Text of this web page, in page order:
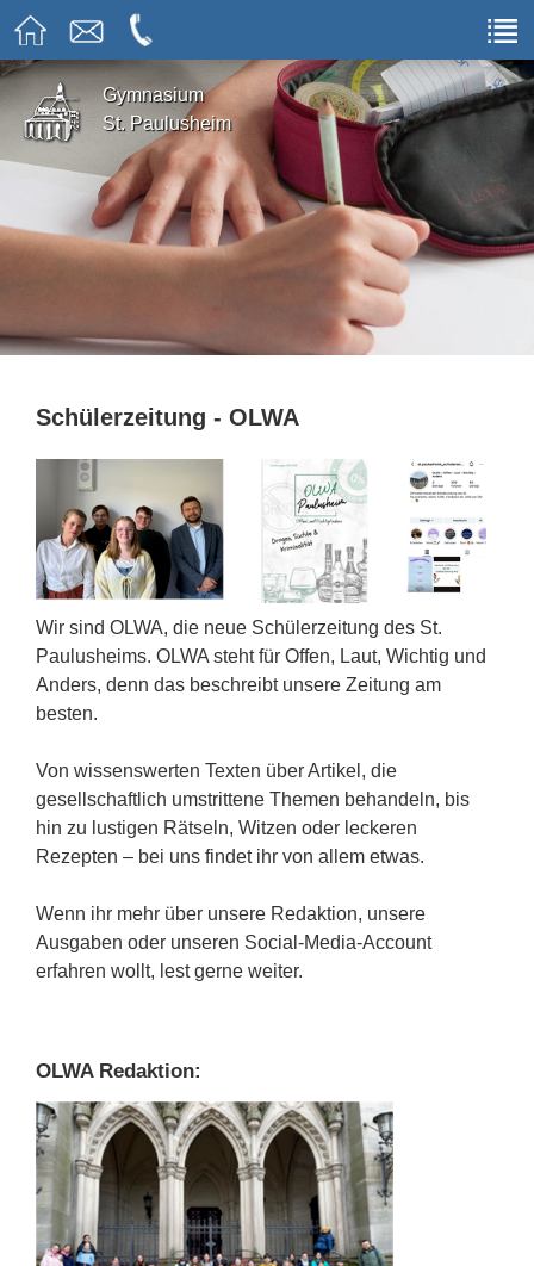
Gymnasium
St. Paulusheim
Schülerzeitung - OLWA
Wir sind OLWA, die neue Schülerzeitung des St.
Paulusheims. OLWA steht für Offen, Laut, Wichtig und
Anders, denn das beschreibt unsere Zeitung am
besten.
Von wissenswerten Texten über Artikel, die
gesellschaftlich umstrittene Themen behandeln, bis
hin zu lustigen Rätseln, Witzen oder leckeren
Rezepten – bei uns findet ihr von allem etwas.
Wenn ihr mehr über unsere Redaktion, unsere
Ausgaben oder unseren Social-Media-Account
erfahren wollt, lest gerne weiter.
OLWA Redaktion: